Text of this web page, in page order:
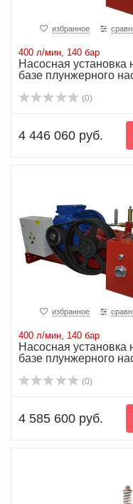
избранное
400 л/мин, 140 бар
Насосная установка
базе плунжерного
(0)
4 446 060 руб.
избранное
400 л/мин, 140 бар
Насосная установка
базе плунжерного
(0)
4 585 600 руб.